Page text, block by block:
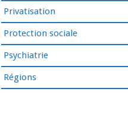
Privatisation
Protection sociale
Psychiatrie
Régions